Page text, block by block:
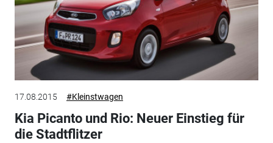
17.08.2015 #Kleinstwagen
Kia Picanto und Rio: Neuer Einstieg für
die Stadtflitzer